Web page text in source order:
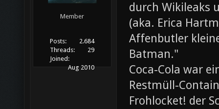
Member
Posts:
2.684
Threads:
29
Joined:
Aug 2010
durch Wikileaks
(aka. Erica
Affenbutler
Batman."
Coca-Cola war
Restmüll-
Frohlocket! der